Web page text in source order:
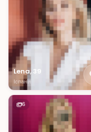
Lena, 39
Іспанія
6